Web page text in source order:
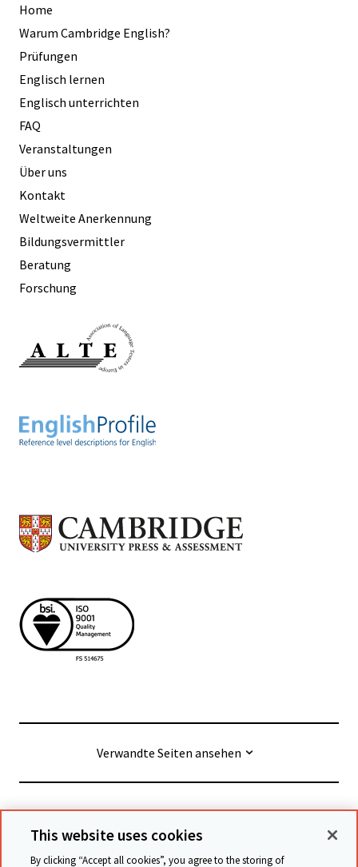
Home
Warum Cambridge English?
Prüfungen
Englisch lernen
Englisch unterrichten
FAQ
Veranstaltungen
Über uns
Kontakt
Weltweite Anerkennung
Bildungsvermittler
Beratung
Forschung
Verwandte Seiten ansehen
© Cambridge University Press & Assessment
This website uses cookies
By clicking “Accept all cookies”, you agree to the storing of